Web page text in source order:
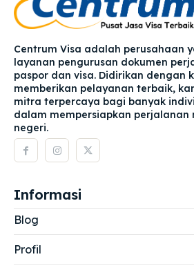
Centrum Visa adalah perusahaan
layanan pengurusan dokumen
paspor dan visa. Didirikan dengan
memberikan pelayanan terbaik,
mitra terpercaya bagi banyak
dalam mempersiapkan perjalanan
negeri.
Informasi
Blog
Profil